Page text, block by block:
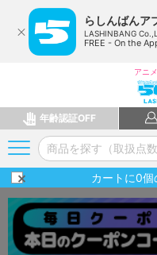
らしんばんア
LASHINBANG
FREE - On the
アニ
年齢認証OFF
カートに0個